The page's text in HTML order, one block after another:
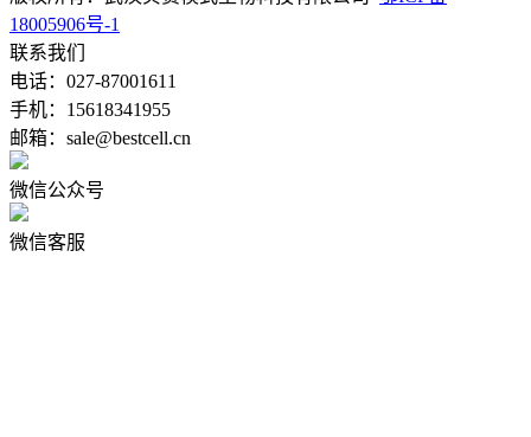
18005906号-1
联系我们
电话：027-87001611
手机：15618341955
邮箱：sale@bestcell.cn
微信公众号
微信客服